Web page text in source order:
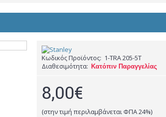
Κωδικός Προϊόντος: 1-TRA 205-5T
Διαθεσιμότητα: Κατόπιν Παραγγελίας
8,00€
(στην τιμή περιλαμβάνεται ΦΠΑ 24%)